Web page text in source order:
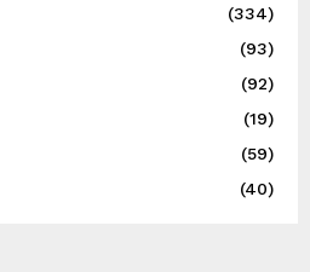
(334)
(93)
(92)
(19)
(59)
(40)